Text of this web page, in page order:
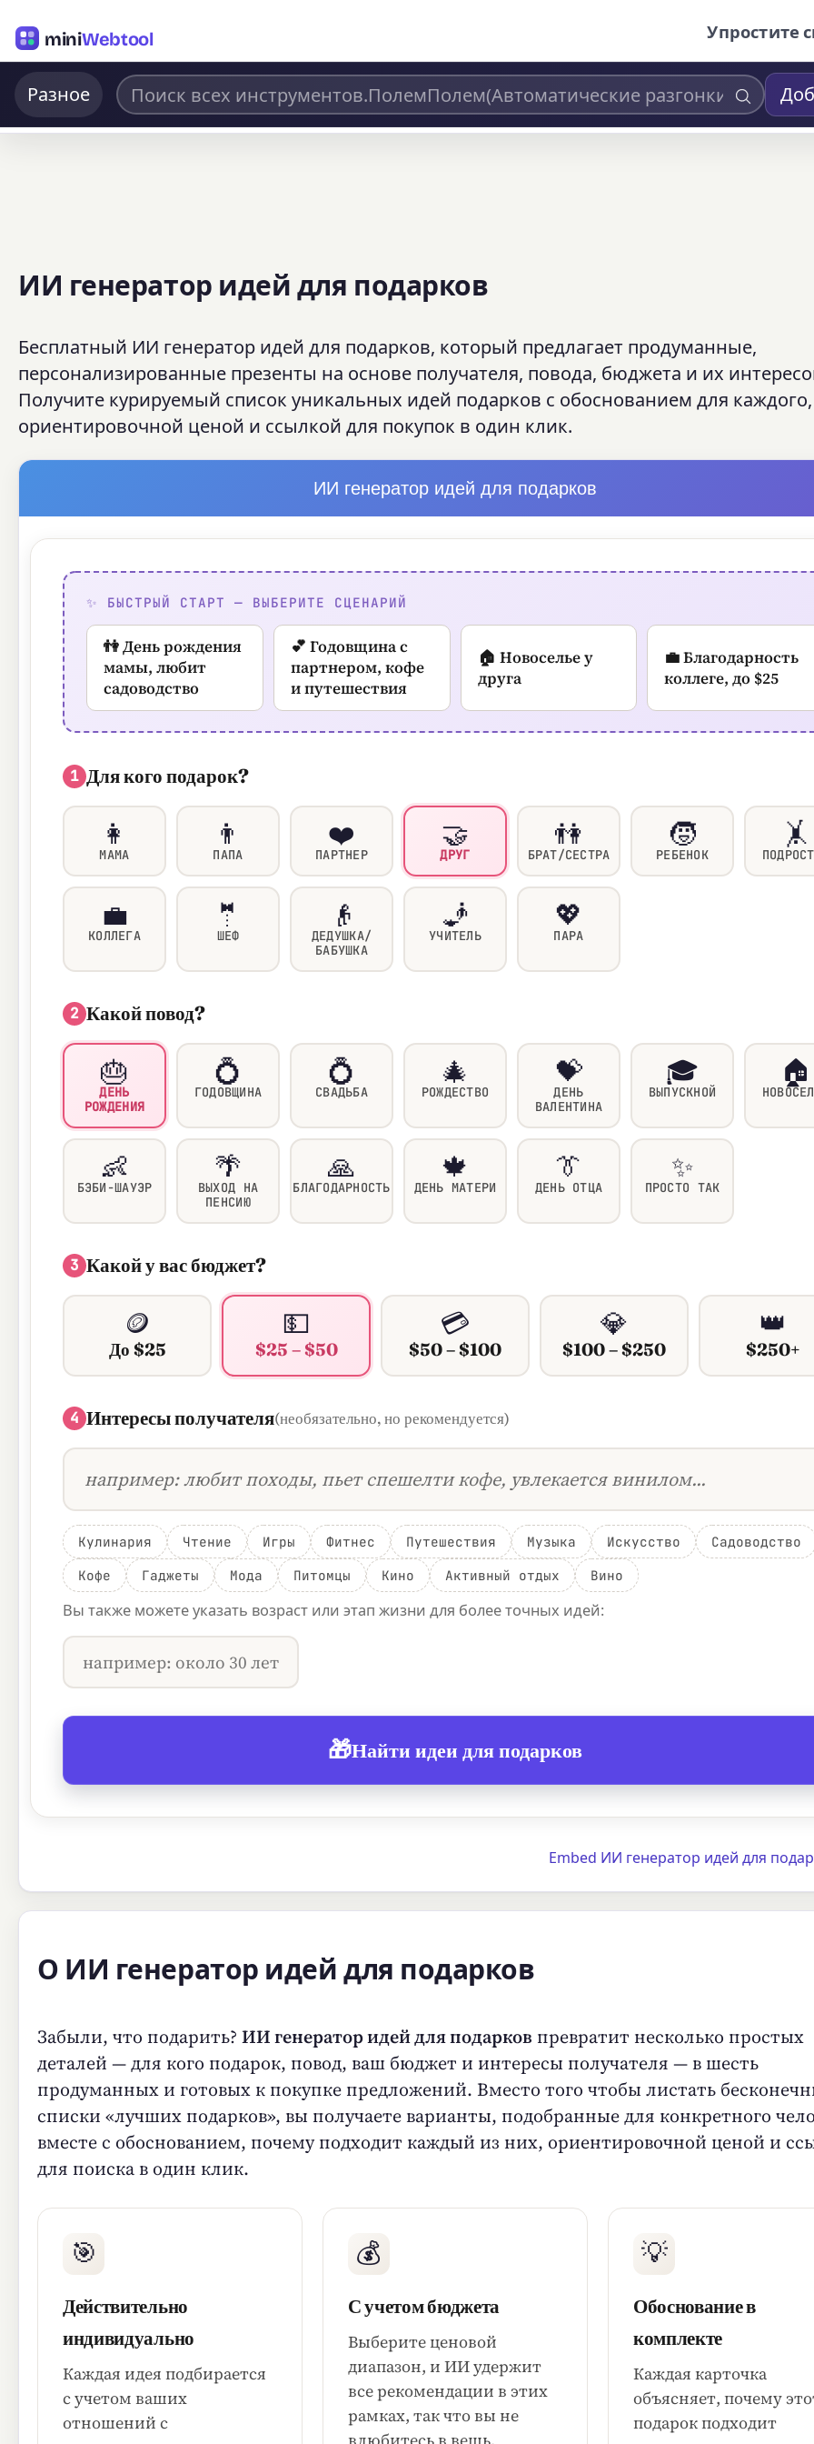
miniWebtool Упростите
Разное
ИИ генератор идей для подарков
Бесплатный ИИ генератор идей для подарков, который предлагает продуманные,
персонализированные презенты на основе получателя, повода, бюджета и их
Получите курируемый список уникальных идей подарков с обоснованием для каждого,
ориентировочной ценой и ссылкой для покупок в один клик.
ИИ генератор идей для подарков
✨ БЫСТРЫЙ СТАРТ — ВЫБЕРИТЕ СЦЕНАРИЙ
👫 День рождения
мамы, любит
садоводство
💕 Годовщина с
партнером, кофе
и путешествия
🏠 Новоселье у
друга
💼 Благодарность
коллеге, до $25
1 Для кого подарок?
👩
МАМА
👨
ПАПА
❤️
ПАРТНЕР
🤝
ДРУГ
👫
БРАТ/СЕСТРА
🧒
РЕБЕНОК
🤸
💼
КОЛЛЕГА
🤵
ШЕФ
👴
ДЕДУШКА/
БАБУШКА
🧞
УЧИТЕЛЬ
💖
ПАРА
2 Какой повод?
🎂
ДЕНЬ
РОЖДЕНИЯ
💍
ГОДОВЩИНА
💍
СВАДЬБА
🎄
РОЖДЕСТВО
💝
ДЕНЬ
ВАЛЕНТИНА
🎓
ВЫПУСКНОЙ
🏠
👶
БЭБИ-ШАУЭР
🌴
ВЫХОД НА
ПЕНСИЮ
🙏
БЛАГОДАРНОСТЬ
🍁
ДЕНЬ МАТЕРИ
👔
ДЕНЬ ОТЦА
✨
ПРОСТО ТАК
3 Какой у вас бюджет?
🪙
До $25
💵
$25 – $50
💳
$50 – $100
💎
$100 – $250
👑
$250+
4 Интересы получателя(необязательно, но рекомендуется)
Кулинария Чтение Игры Фитнес Путешествия Музыка Искусство
Садоводство
Кофе
Гаджеты Мода Питомцы Кино Активный отдых Вино
Вы также можете указать возраст или этап жизни для более точных идей:
🎁Найти идеи для подарков
Embed ИИ генератор идей для
О ИИ генератор идей для подарков
Забыли, что подарить? ИИ генератор идей для подарков превратит несколько простых
деталей — для кого подарок, повод, ваш бюджет и интересы получателя — в шесть
продуманных и готовых к покупке предложений. Вместо того чтобы листать
списки «лучших подарков», вы получаете варианты, подобранные для конкретного
вместе с обоснованием, почему подходит каждый из них, ориентировочной ценой и
для поиска в один клик.
🎯
Действительно
индивидуально
Каждая идея подбирается
с учетом ваших
отношений с
💰
С учетом бюджета
Выберите ценовой
диапазон, и ИИ удержит
все рекомендации в этих
рамках, так что вы не
💡
Обоснование в
комплекте
Каждая карточка
объясняет, почему
подарок подходит